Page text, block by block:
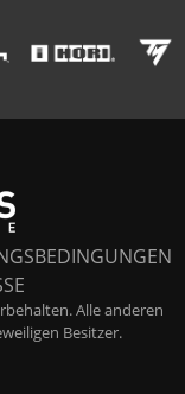
Alle anderen
Besitzer.